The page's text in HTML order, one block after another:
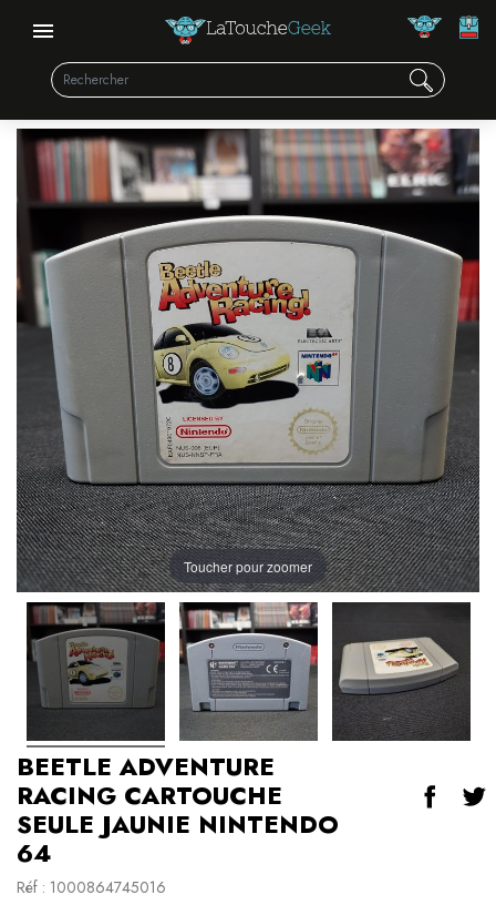
Toucher pour zoomer
BEETLE ADVENTURE
RACING CARTOUCHE
SEULE JAUNIE NINTENDO
64
Réf : 1000864745016